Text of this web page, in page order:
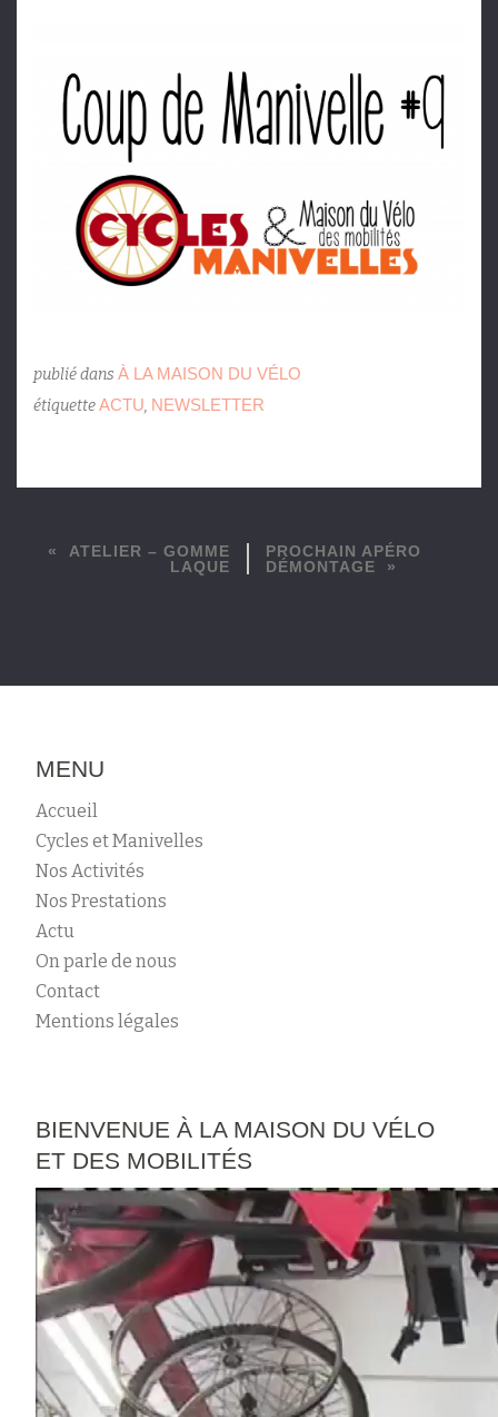
publié dans À LA MAISON DU VÉLO
étiquetteACTU, NEWSLETTER
ATELIER – GOMME
LAQUE
PROCHAIN APÉRO
DÉMONTAGE
MENU
Accueil
Cycles et Manivelles
Nos Activités
Nos Prestations
Actu
On parle de nous
Contact
Mentions légales
BIENVENUE À LA MAISON DU VÉLO
ET DES MOBILITÉS